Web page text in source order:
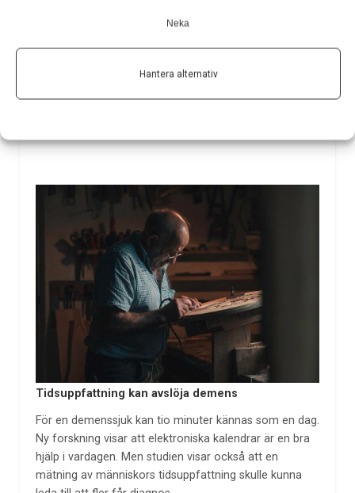
Neka
Hantera alternativ
Det visar en studie från Karolinska Institutet som
publiceras i Journal of Neurology, Neurosurgery and
Tidsuppfattning kan avslöja demens
För en demenssjuk kan tio minuter kännas som en dag.
Ny forskning visar att elektroniska kalendrar är en bra
hjälp i vardagen. Men studien visar också att en
mätning av människors tidsuppfattning skulle kunna